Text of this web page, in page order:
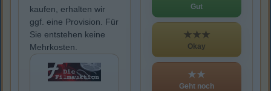
kaufen, erhalten wir
ggf. eine Provision. Für
Sie entstehen keine
Mehrkosten.
Gut
★★★
Okay
★★
Geht noch